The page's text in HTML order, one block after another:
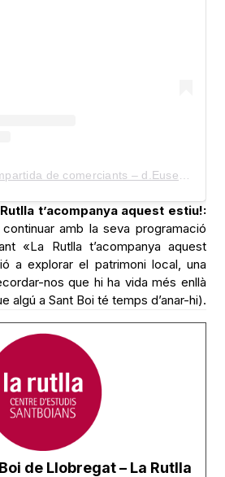
t’acompanya aquest estiu!:
amb la seva programació
«La Rutlla t’acompanya aquest
a explorar el patrimoni local, una
nos que hi ha vida més enllà
algú a Sant Boi té temps d’anar-hi).
de Llobregat – La Rutlla